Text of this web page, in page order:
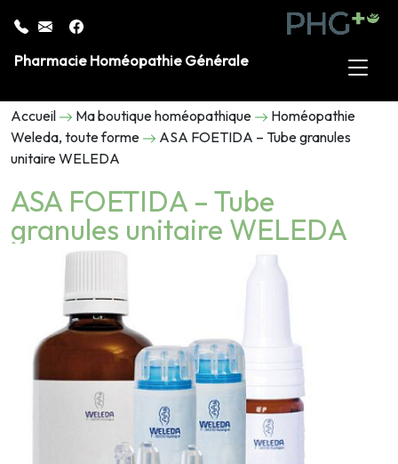
Pharmacie Homéopathie Générale
Accueil Ma boutique homéopathique
Homéopathie
Weleda, toute forme
ASA FOETIDA – Tube granules
unitaire WELEDA
ASA FOETIDA – Tube
granules unitaire WELEDA